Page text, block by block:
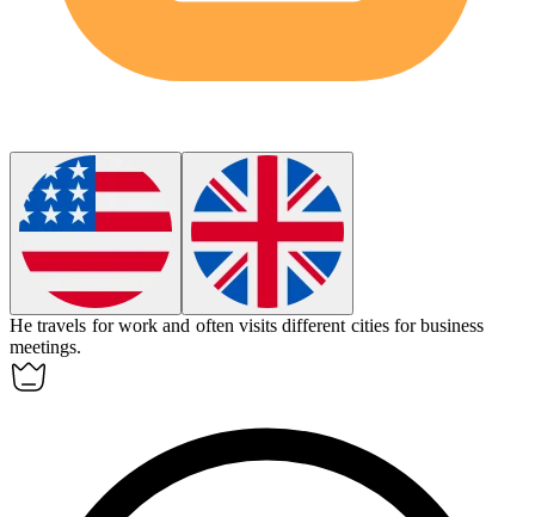
Hetravels for work and often visits different cities for business
meetings.